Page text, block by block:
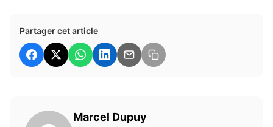
Partager cet article
Marcel Dupuy